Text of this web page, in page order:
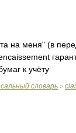
на меня" (в
к учёту
словарь >